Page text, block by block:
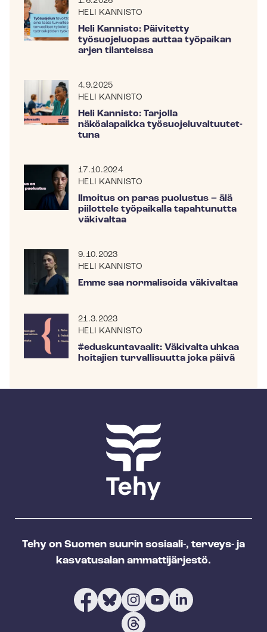
HELI KANNISTO
Heli Kannisto: Päivitetty
työsuojeluopas auttaa työpaikan
arjen tilanteissa
4.9.2025
HELI KANNISTO
Heli Kannisto: Tarjolla
näköalapaikka työ­suo­je­lu­val­tuu­tet­
tu­na
17.10.2024
HELI KANNISTO
Ilmoitus on paras puolustus – älä
piilottele työpaikalla tapahtunutta
väkivaltaa
9.10.2023
HELI KANNISTO
Emme saa normalisoida väkivaltaa
21.3.2023
HELI KANNISTO
#eduskuntavaalit: Väkivalta uhkaa
hoitajien turvallisuutta joka päivä
Tehy on Suomen suurin sosiaali-, terveys- ja
kasvatusalan ammattijärjestö.